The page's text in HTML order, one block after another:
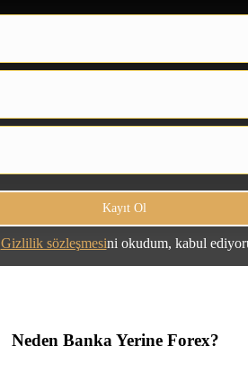
Gizlilik sözleşmesini okudum, kabul
Neden Banka Yerine Forex?